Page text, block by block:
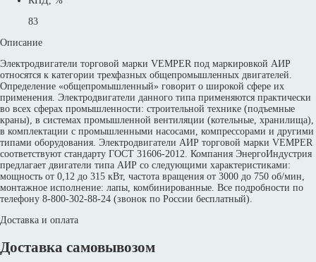
83
Описание
Электродвигатели торговой марки VEMPER под маркировкой АИР
относятся к категории трехфазных общепромышленных двигателей.
Определение «общепромышленный» говорит о широкой сфере их
применения. Электродвигатели данного типа применяются практически
во всех сферах промышленности: строительной технике (подъемные
краны), в системах промышленной вентиляции (котельные, хранилища),
в комплектации с промышленными насосами, компрессорами и другими
типами оборудования. Электродвигатели АИР торговой марки VEMPER
соответствуют стандарту ГОСТ 31606-2012. Компания ЭнергоИндустрия
предлагает двигатели типа АИР со следующими характеристиками:
мощность от 0,12 до 315 кВт, частота вращения от 3000 до 750 об/мин,
монтажное исполнение: лапы, комбинированные. Все подробности по
телефону 8-800-302-88-24 (звонок по России бесплатный).
Доставка и оплата
Доставка самовывозом